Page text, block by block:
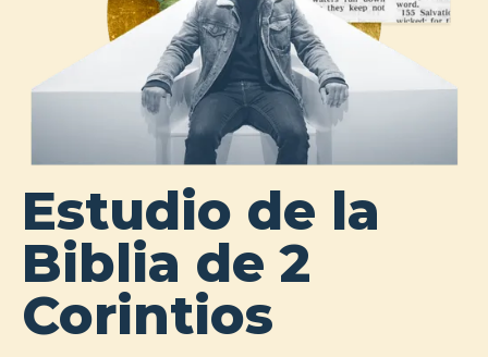
Estudio de la
Biblia de 2
Corintios